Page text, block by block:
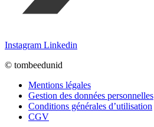
Instagram Linkedin
© tombeedunid
Mentions légales
Gestion des données personnelles
Conditions générales d’utilisation
CGV